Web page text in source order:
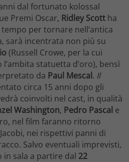
dal fortunato kolossal
Premi Oscar, Ridley Scott ha
per tornare nell’antica
sarà incentrata non più su
(Russell Crowe, per la cui
statuetta d’oro), bensì
da Paul Mescal. Il
circa 15 anni dopo gli
coinvolti nel cast, in qualità
Washington, Pedro Pascal e
nel film faranno ritorno
nei rispettivi panni di
Salvo eventuali imprevisti,
sala a partire dal 22